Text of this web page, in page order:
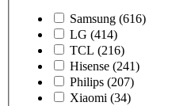
Samsung (616)
LG (414)
TCL (216)
Hisense (241)
Philips (207)
Xiaomi (34)